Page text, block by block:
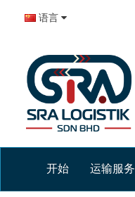
语言
开始 运输服务